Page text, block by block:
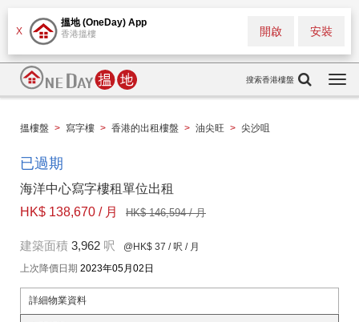
X
搵地 (OneDay) App
香港搵樓 安裝
開啟
搜索香港樓盤
搵樓盤 > 寫字樓 > 香港的出租樓盤 > 油尖旺 > 尖沙咀
已過期
海洋中心寫字樓租單位出租
HK$ 138,670 / 月
HK$ 146,594 / 月
建築面積 3,962 呎 @HK$ 37 / 呎 / 月
上次降價日期 2023年05月02日
詳細物業資料